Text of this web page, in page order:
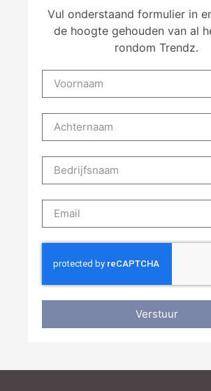
Vul onderstaand formulier in
de hoogte gehouden van al
rondom Trendz.
Verstuur